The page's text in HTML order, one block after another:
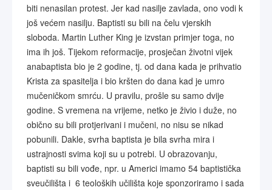
biti nenasilan protest. Jer kad nasilje zavlada, ono vodi k
još većem nasilju. Baptisti su bili na čelu vjerskih
sloboda. Martin Luther King je izvstan primjer toga, no
ima ih još. Tijekom reformacije, prosječan životni vijek
anabaptista bio je 2 godine, tj. od dana kada je prihvatio
Krista za spasitelja i bio kršten do dana kad je umro
mučeničkom smrću. U pravilu, prošle su samo dvije
godine. S vremena na vrijeme, netko je živio i duže, no
obično su bili protjerivani i mučeni, no nisu se nikad
pobunili. Dakle, svrha baptista je bila svrha mira i
ustrajnosti svima koji su u potrebi. U obrazovanju,
baptisti su bili vođe, npr. u Americi imamo 54 baptistička
sveučilišta i 6 teoloških učilišta koje sponzoriramo i sada